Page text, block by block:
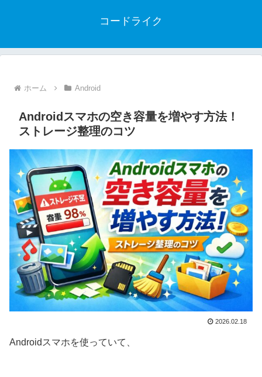
コードライク
ホーム Android
Androidスマホの空き容量を増やす方法！
ストレージ整理のコツ
2026.02.18
Androidスマホを使っていて、